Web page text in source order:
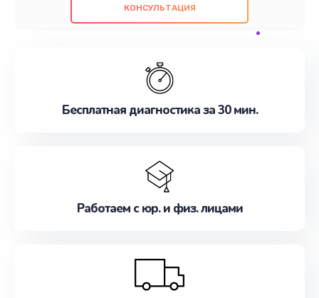
проведенных работ. Наша цель - предоставить
наилучшим образом. Не медлите записаться на
КОНСУЛЬТАЦИЯ
Бесплатная диагностика за 30 мин.
Работаем с юр. и физ. лицами